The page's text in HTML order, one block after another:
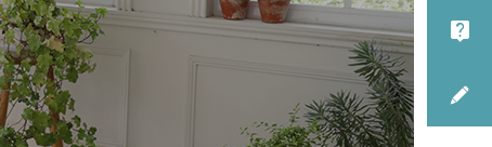
費・金銭教育）
大学入学前に１００万
円！？忘れがちな○○○費用
費・金銭教育）
「これからの働き方」を考
えるママ達へ